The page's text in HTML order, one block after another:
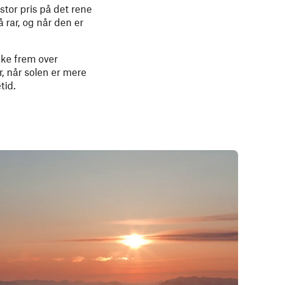
pris på det rene
og når den er
frem over
når solen er mere